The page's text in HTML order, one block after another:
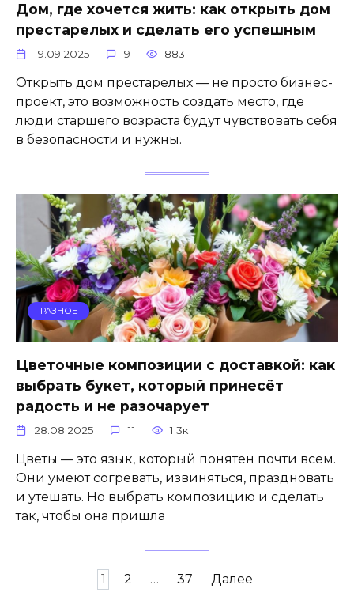
Дом, где хочется жить: как открыть дом
престарелых и сделать его успешным
19.09.2025 9 883
Открыть дом престарелых — не просто бизнес-
проект, это возможность создать место, где
люди старшего возраста будут чувствовать себя
в безопасности и нужны.
РАЗНОЕ
Цветочные композиции с доставкой: как
выбрать букет, который принесёт
радость и не разочарует
28.08.2025 11 1.3к.
Цветы — это язык, который понятен почти всем.
Они умеют согревать, извиняться, праздновать
и утешать. Но выбрать композицию и сделать
так, чтобы она пришла
1 2 … 37 Далее